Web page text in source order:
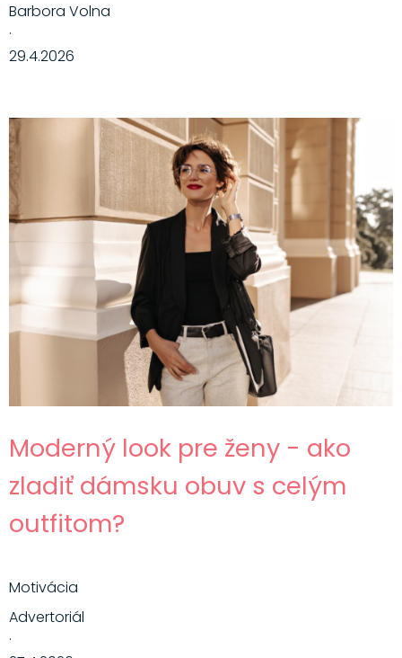
Barbora Volna
·
29.4.2026
Moderný look pre ženy - ako
zladiť dámsku obuv s celým
outfitom?
Motivácia
Advertoriál
·